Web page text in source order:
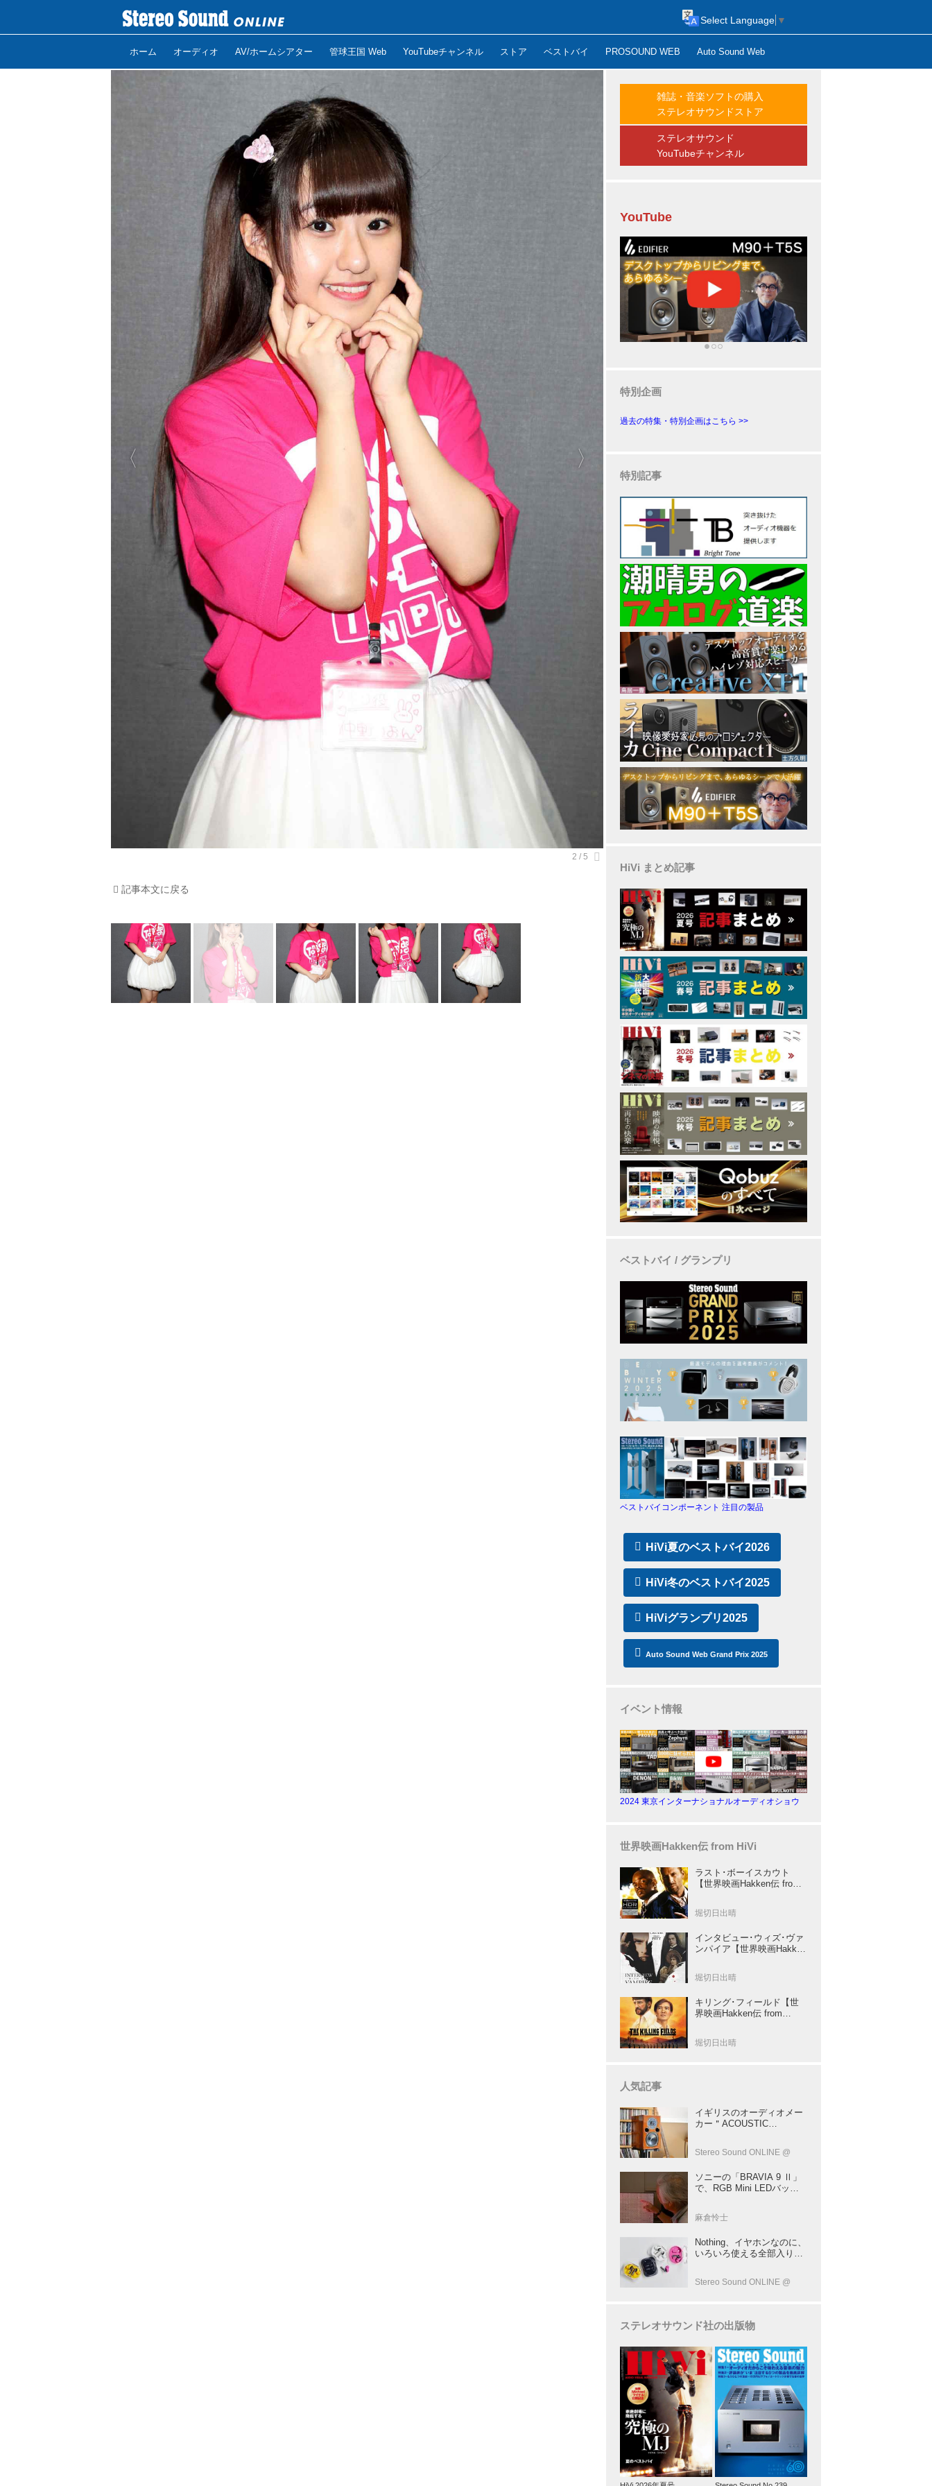
ホーム オーディオ AV/ホームシアター 管球王国 Web YouTubeチャンネル ストア ベストバイ PROSOUND WEB Auto Sound Web
Select Language ▼
記事本文に戻る
雑誌・音楽ソフトの購入
ステレオサウンドストア
ステレオサウンド
YouTubeチャンネル
YouTube
特別企画
過去の特集・特別企画はこちら >>
特別記事
HiVi まとめ記事
ベストバイ / グランプリ
ベストバイコンポーネント 注目の製品
HiVi夏のベストバイ2026
HiVi冬のベストバイ2025
HiViグランプリ2025
Auto Sound Web Grand Prix 2025
イベント情報
2024 東京インターナショナルオーディオショウ
世界映画Hakken伝 from HiVi
ラスト･ボーイスカウト
【世界映画Hakken伝 from
が放つ負け犬アクションの
堀切日出晴
インタビュー･ウィズ･ヴァ
ンパイア【世界映画Hakken
督吸血鬼ホラー
堀切日出晴
キリング･フィールド【世
界映画Hakken伝 from
さぶる傑作
堀切日出晴
人気記事
イギリスのオーディオメー
カー＂ACOUSTIC
「AE1」の40周年記念モデ
Stereo Sound ONLINE @
ソニーの「BRAVIA 9 Ⅱ」
で、RGB Mini LEDバック
リー” だ（後）：麻倉怜士
137
麻倉怜士
Nothing、イヤホンなのに、
いろいろ使える全部入りモ
会話も録音できる
Stereo Sound ONLINE @
ステレオサウンド社の出版物